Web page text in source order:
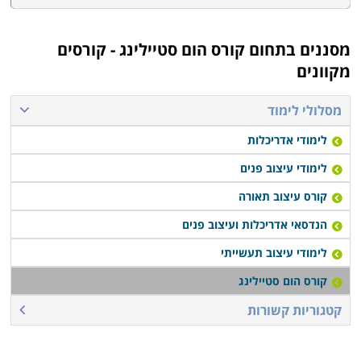
במגוון רחב ביותר של מכללות, בתי ספר לאמנות,
אוניברסיטאות ומכללות.
מסננים בתחום קורס הום סטיילינג - קורסים
מקוונים
מסלולי לימוד
לימודי אדריכלות
לימודי עיצוב פנים
קורס עיצוב תאורה
הנדסאי אדריכלות ועיצוב פנים
לימודי עיצוב תעשייתי
קורס הום סטיילינג
קטגוריות קשורות